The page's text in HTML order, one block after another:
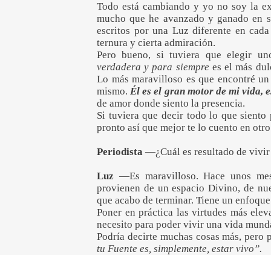
Todo está cambiando y yo no soy la
mucho que he avanzado y ganado en
escritos por una Luz diferente en
ternura y cierta admiración.
Pero bueno, si tuviera que elegir
verdadera y para siempre es el más
Lo más maravilloso es que encontré
mismo.Él es el gran motor de mi vida,
de amor donde siento la presencia.
Si tuviera que decir todo lo que
pronto así que mejor te lo cuento en
Periodista —¿Cuál es resultado de
Luz —Es maravilloso. Hace unos
provienen de un espacio Divino, de
que acabo de terminar. Tiene un
Poner en práctica las virtudes más
necesito para poder vivir una vida
Podría decirte muchas cosas más,
tu Fuente es, simplemente, estar vivo”.